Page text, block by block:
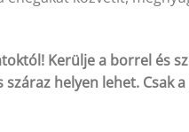
Kerülje a borrel és
helyen lehet. Csak